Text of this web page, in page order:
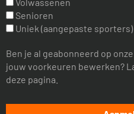
Senioren
Uniek (aangepaste sporters)
Ben je al geabonneerd op
jouw voorkeuren bewerken?
deze pagina.